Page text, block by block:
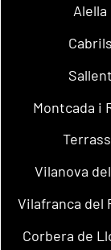
Alella
Cabrils
Sallent
Montcada i
Vilanova
Vilafranca del
Corbera de